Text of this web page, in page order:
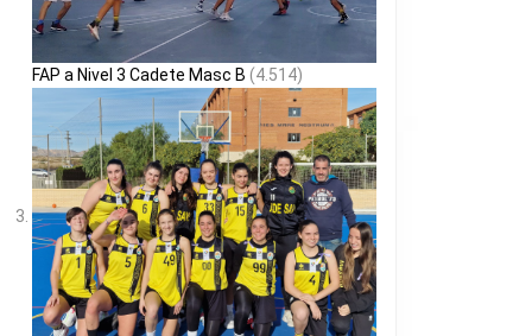
FAP a Nivel 3 Cadete Masc B (4.514)